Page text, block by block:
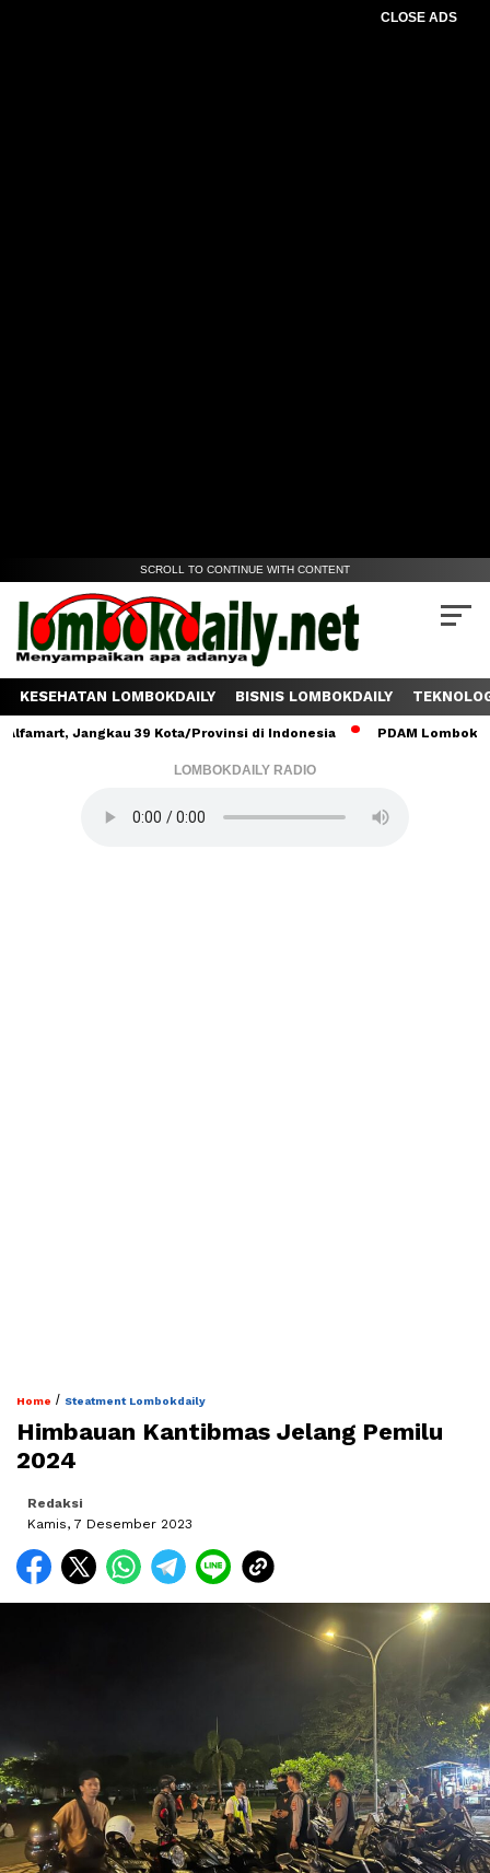
CLOSE ADS
SCROLL TO CONTINUE WITH CONTENT
KESEHATAN LOMBOKDAILY BISNIS LOMBOKDAILY
Jangkau 39 Kota/Provinsi di Indonesia PDAM Lombok Tengah
LOMBOKDAILY RADIO
Home / Steatment Lombokdaily
Himbauan Kantibmas Jelang Pemilu
2024
Redaksi
Kamis, 7 Desember 2023